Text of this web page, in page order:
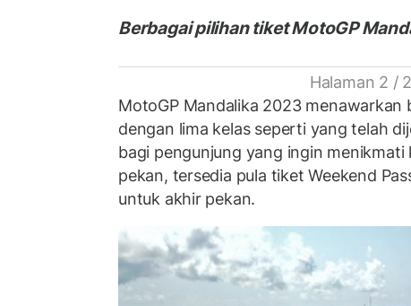
Berbagai pilihan tiket MotoGP
Halaman 2 / 2
MotoGP Mandalika 2023 menawarkan
dengan lima kelas seperti yang telah
bagi pengunjung yang ingin menikmati
pekan, tersedia pula tiket Weekend
untuk akhir pekan.